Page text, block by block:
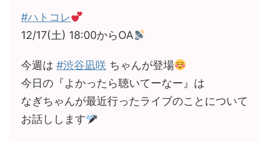
#ハトコレ
12/17(土) 18:00からOA
今週は #渋谷凪咲 ちゃんが登場
今日の『よかったら聴いてーなー』は
なぎちゃんが最近行ったライブのことについて
お話しします